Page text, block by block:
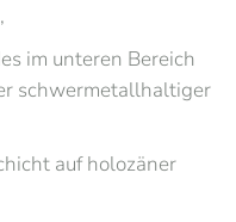
im unteren Bereich
schwermetallhaltiger
auf holozäner